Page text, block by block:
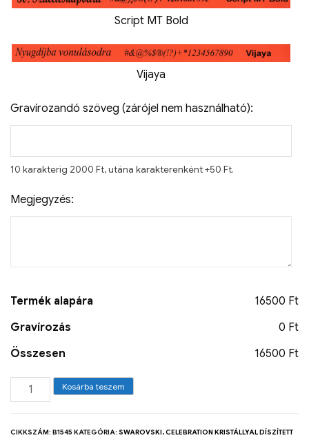
Script MT Bold
Vijaya
Gravírozandó szöveg (zárójel nem használható):
10 karakterig 2000 Ft, utána karakterenként +50 Ft.
Megjegyzés:
Termék alapára
16500 Ft
Gravírozás
0 Ft
Összesen
16500 Ft
Kosárba teszem
CIKKSZÁM: B1545 KATEGÓRIA: SWAROVSKI, CELEBRATION KRISTÁLLYAL DÍSZÍTETT